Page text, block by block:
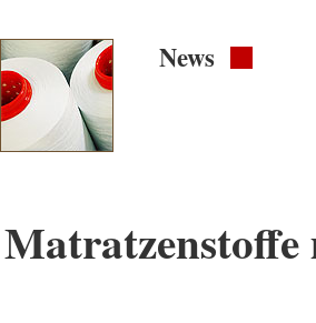
News
Matratzenstoffe